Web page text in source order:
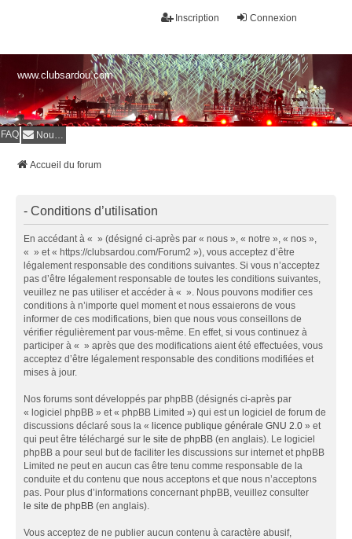
Connexion
Inscription
www.clubsardou.com
FAQ Nous contacter
Accueil du forum
- Conditions d’utilisation
En accédant à « » (désigné ci-après par « nous », « notre », « nos »,
« » et « https://clubsardou.com/Forum2 »), vous acceptez d’être
légalement responsable des conditions suivantes. Si vous n’acceptez
pas d’être légalement responsable de toutes les conditions suivantes,
veuillez ne pas utiliser et accéder à « ». Nous pouvons modifier ces
conditions à n’importe quel moment et nous essaierons de vous
informer de ces modifications, bien que nous vous conseillons de
vérifier régulièrement par vous-même. En effet, si vous continuez à
participer à « » après que des modifications aient été effectuées, vous
acceptez d’être légalement responsable des conditions modifiées et
mises à jour.
Nos forums sont développés par phpBB (désignés ci-après par
« logiciel phpBB » et « phpBB Limited ») qui est un logiciel de forum de
discussions déclaré sous la « licence publique générale GNU 2.0 » et
qui peut être téléchargé sur le site de phpBB (en anglais). Le logiciel
phpBB a pour seul but de faciliter les discussions sur internet et phpBB
Limited ne peut en aucun cas être tenu comme responsable de la
conduite et du contenu que nous acceptons et que nous n’acceptons
pas. Pour plus d’informations concernant phpBB, veuillez consulter
le site de phpBB (en anglais).
Vous acceptez de ne publier aucun contenu à caractère abusif,